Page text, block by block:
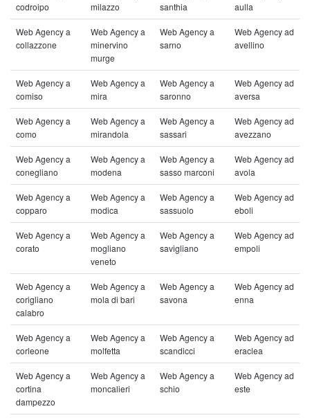
codroipo
milazzo
santhia
aulla
Web Agency a
collazzone
Web Agency a
minervino
murge
Web Agency a
sarno
Web Agency ad
avellino
Web Agency a
comiso
Web Agency a
mira
Web Agency a
saronno
Web Agency ad
aversa
Web Agency a
como
Web Agency a
mirandola
Web Agency a
sassari
Web Agency ad
avezzano
Web Agency a
conegliano
Web Agency a
modena
Web Agency a
sasso marconi
Web Agency ad
avola
Web Agency a
copparo
Web Agency a
modica
Web Agency a
sassuolo
Web Agency ad
eboli
Web Agency a
corato
Web Agency a
mogliano
veneto
Web Agency a
savigliano
Web Agency ad
empoli
Web Agency a
corigliano
calabro
Web Agency a
mola di bari
Web Agency a
savona
Web Agency ad
enna
Web Agency a
corleone
Web Agency a
molfetta
Web Agency a
scandicci
Web Agency ad
eraclea
Web Agency a
cortina
dampezzo
Web Agency a
moncalieri
Web Agency a
schio
Web Agency ad
este